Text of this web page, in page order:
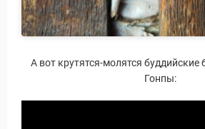
А вот крутятся-молятся
Гонпы: